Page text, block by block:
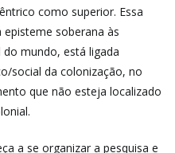
como superior. Essa
soberana às
mundo, está ligada
social da colonização, no
que não esteja localizado
a se organizar a pesquisa e